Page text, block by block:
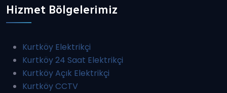
Hizmet Bölgelerimiz
Kurtköy Elektrikçi
Kurtköy 24 Saat Elektrikçi
Kurtköy Açık Elektrikçi
Kurtköy CCTV